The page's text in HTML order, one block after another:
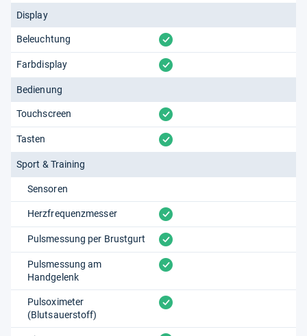
Display
Beleuchtung vorhanden
Farbdisplay vorhanden
Bedienung
Touchscreen vorhanden
Tasten vorhanden
Sport & Training
Sensoren
Herzfrequenzmesser vorhanden
Pulsmessung per Brustgurt vorhanden
Pulsmessung am
Handgelenk
vorhanden
Pulsoximeter
(Blutsauerstoff)
vorhanden